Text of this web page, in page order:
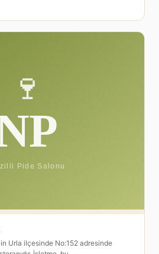
Urla ilçesinde No:152 adresinde